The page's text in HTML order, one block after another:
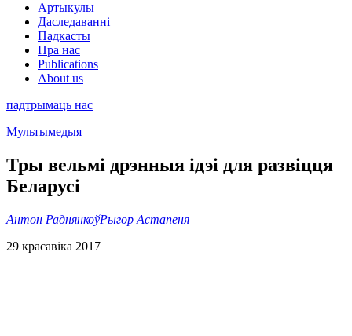
Артыкулы
Даследаванні
Падкасты
Пра нас
Publications
About us
падтрымаць нас
Мультымедыя
Тры вельмі дрэнныя ідэі для развіцця
Беларусі
Антон РаднянкоўРыгор Астапеня
29 красавіка 2017